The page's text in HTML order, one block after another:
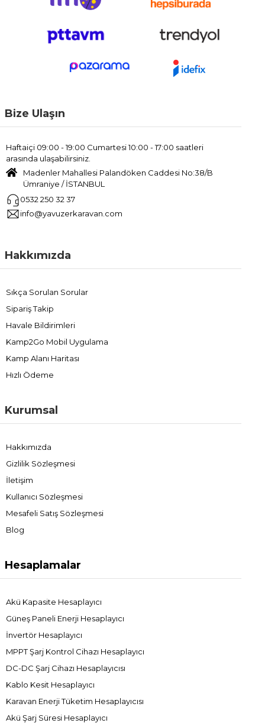
Bize Ulaşın
Haftaiçi 09:00 - 19:00 Cumartesi 10:00 - 17:00 saatleri
arasında ulaşabilirsiniz.
Madenler Mahallesi Palandöken Caddesi No:38/B
Ümraniye / İSTANBUL
0532 250 32 37
info@yavuzerkaravan.com
Hakkımızda
Sıkça Sorulan Sorular
Sipariş Takip
Havale Bildirimleri
Kamp2Go Mobil Uygulama
Kamp Alanı Haritası
Hızlı Ödeme
Kurumsal
Hakkımızda
Gizlilik Sözleşmesi
İletişim
Kullanıcı Sözleşmesi
Mesafeli Satış Sözleşmesi
Blog
Hesaplamalar
Akü Kapasite Hesaplayıcı
Güneş Paneli Enerji Hesaplayıcı
İnvertör Hesaplayıcı
MPPT Şarj Kontrol Cihazı Hesaplayıcı
DC-DC Şarj Cihazı Hesaplayıcısı
Kablo Kesit Hesaplayıcı
Karavan Enerji Tüketim Hesaplayıcısı
Akü Şarj Süresi Hesaplayıcı